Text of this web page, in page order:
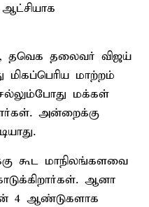
தவெக தலைவர் விஜய்
மாற்றம்
மக்கள்
அன்றைக்கு
கூட மாநிலங்களவை
ஆனா
4 ஆண்டுகளாக